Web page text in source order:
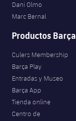
Dani Olmo
Marc Bernal
Productos Barça
Culers Membership
Barça Play
Entradas y Museo
Barça App
Tienda online
Centro de